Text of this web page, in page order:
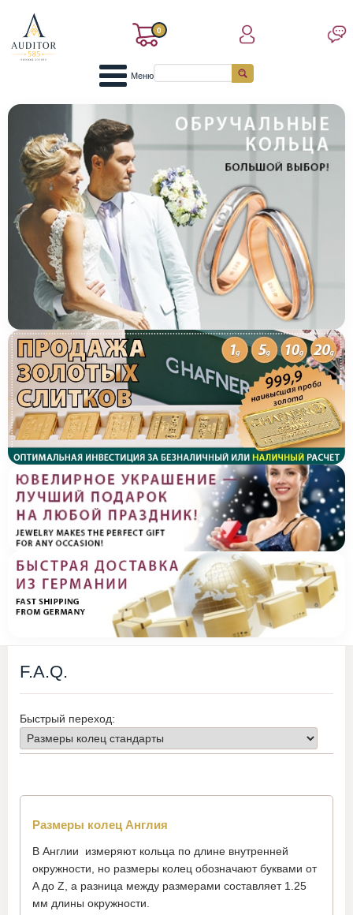
0
Меню
F.A.Q.
Быстрый переход:
Размеры колец Англия
В Англии измеряют кольца по длине внутренней
окружности, но размеры колец обозначают буквами от
A до Z, а разница между размерами составляет 1.25
мм длины окружности.